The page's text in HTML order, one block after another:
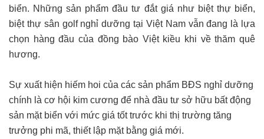
biển. Những sản phẩm đầu tư đắt giá như biệt thự biển,
biệt thự sân golf nghỉ dưỡng tại Việt Nam vẫn đang là lựa
chọn hàng đầu của đồng bào Việt kiều khi về thăm quê
hương.
Sự xuất hiện hiếm hoi của các sản phẩm BĐS nghỉ dưỡng
chính là cơ hội kim cương để nhà đầu tư sở hữu bất động
sản mặt biển với mức giá tốt trước khi thị trường tăng
trưởng phi mã, thiết lập mặt bằng giá mới.